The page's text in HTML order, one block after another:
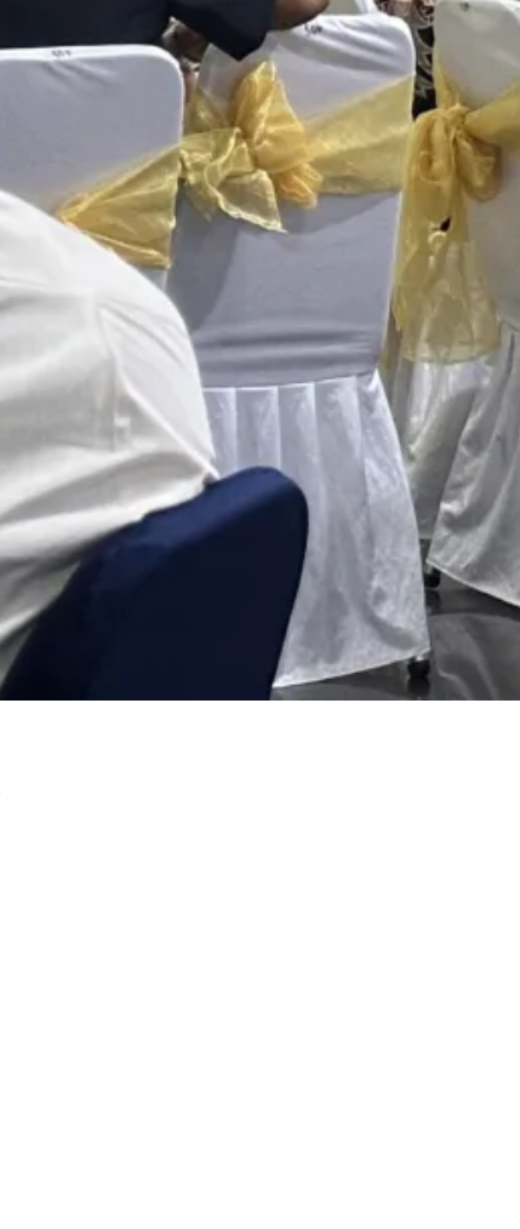
Pengadilan di Wilayah PTA PAPUA BARAT
Raswin onTutup Pekan dengan
Apresiasi! Plh. Ketua PTA Papua Barat
Sampaikan Terima Kasih atas Dedikasi
Seluruh Aparatur
1 August 2026
Tetap semangat